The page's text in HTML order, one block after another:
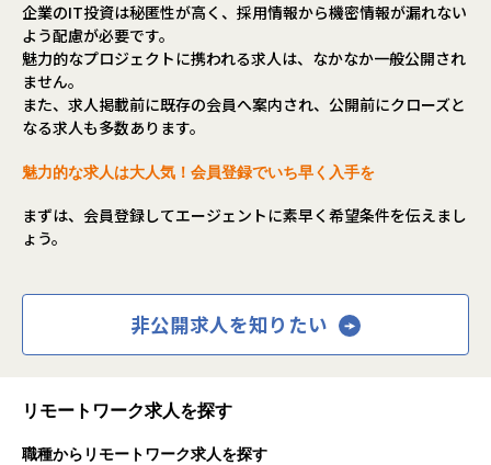
企業のIT投資は秘匿性が高く、採用情報から機密情報が漏れない
よう配慮が必要です。
魅力的なプロジェクトに携われる求人は、なかなか一般公開され
ません。
また、求人掲載前に既存の会員へ案内され、公開前にクローズと
なる求人も多数あります。
魅力的な求人は大人気！会員登録でいち早く入手を
まずは、会員登録してエージェントに素早く希望条件を伝えまし
ょう。
非公開求人を知りたい
リモートワーク求人を探す
職種からリモートワーク求人を探す